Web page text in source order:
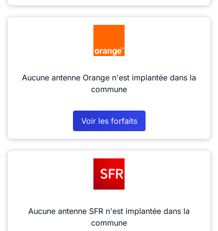
Aucune antenne Orange n'est implantée dans la
commune
Voir les forfaits
Aucune antenne SFR n'est implantée dans la
commune